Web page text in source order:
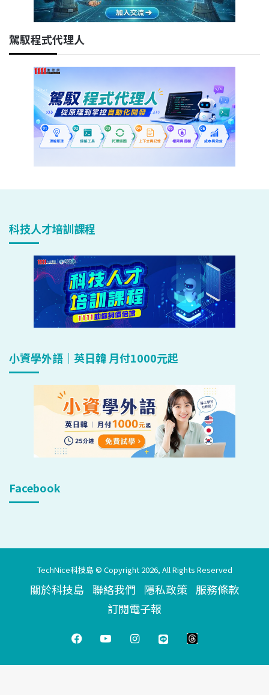
駕馭程式代理人
科技人才培訓課程
小資學外語｜英日韓 月付1000元起
Facebook
TechNice科技島 © Copyright 2026, All Rights Reserved
關於科技島 聯絡我們 隱私政策 服務條款
訂閱電子報